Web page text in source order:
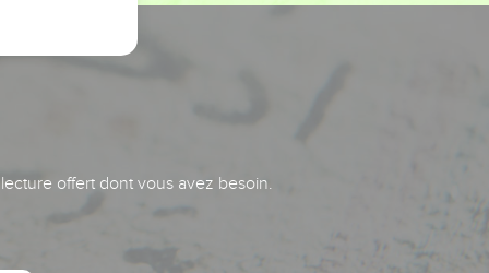
offert dont vous avez besoin.